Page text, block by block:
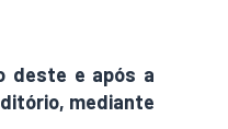
deste e após a
mediante